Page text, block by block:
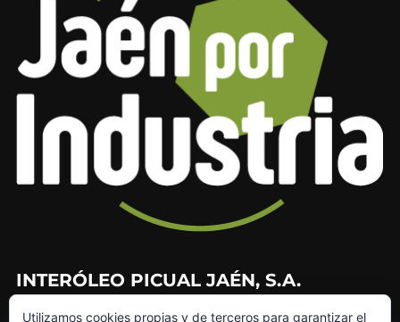
INTERÓLEO PICUAL JAÉN, S.A.
Utilizamos cookies propias y de terceros para garantizar el